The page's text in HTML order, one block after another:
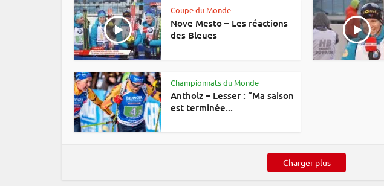
Coupe du Monde
Nove Mesto – Les réactions
des Bleues
Championnats du Monde
Antholz – Lesser : “Ma saison
est terminée...
Charger plus